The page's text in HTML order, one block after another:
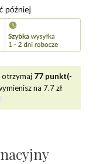
otrzymaj 77 punkt(-
na 7.7zł